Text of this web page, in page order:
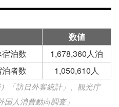
数値
泊数
1,678,360人泊
者数
1,050,610人
「訪日外客統計」、観光庁
国人消費動向調査」